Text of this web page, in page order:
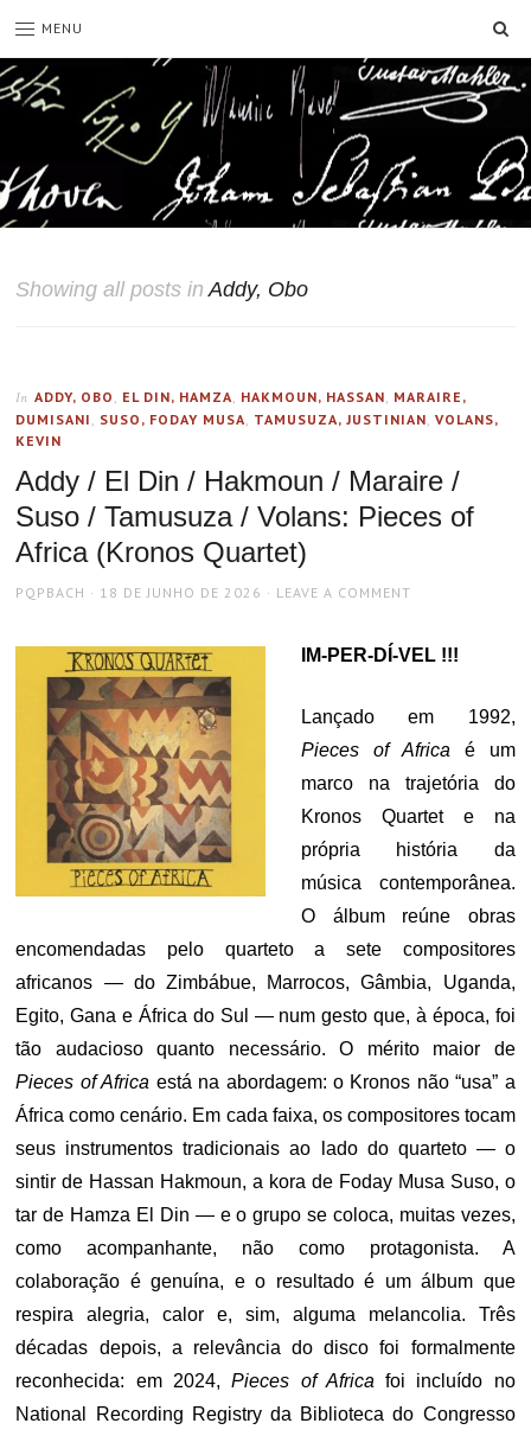
MENU
Showing all posts inAddy, Obo
In ADDY, OBO , EL DIN, HAMZA, HAKMOUN, HASSAN, MARAIRE,
DUMISANI , SUSO, FODAY MUSA, TAMUSUZA, JUSTINIAN,VOLANS,
KEVIN
Addy / El Din / Hakmoun / Maraire /
Suso / Tamusuza / Volans: Pieces of
Africa (Kronos Quartet)
AUTHOR
PQPBACH
POSTED
18 DE JUNHO DE 2026 LEAVE A COMMENT
IM-PER-DÍ-VEL !!!
Lançado em 1992,
Pieces of Africa é um
marco na trajetória do
Kronos Quartet e na
própria história da
música contemporânea.
O álbum reúne obras
encomendadas pelo quarteto a sete compositores
africanos — do Zimbábue, Marrocos, Gâmbia, Uganda,
Egito, Gana e África do Sul — num gesto que, à época, foi
tão audacioso quanto necessário. O mérito maior de
Pieces of Africa está na abordagem: o Kronos não “usa” a
África como cenário. Em cada faixa, os compositores tocam
seus instrumentos tradicionais ao lado do quarteto — o
sintir de Hassan Hakmoun, a kora de Foday Musa Suso, o
tar de Hamza El Din — e o grupo se coloca, muitas vezes,
como acompanhante, não como protagonista. A
colaboração é genuína, e o resultado é um álbum que
respira alegria, calor e, sim, alguma melancolia. Três
décadas depois, a relevância do disco foi formalmente
reconhecida: em 2024,Pieces of Africa foi incluído no
National Recording Registry da Biblioteca do Congresso